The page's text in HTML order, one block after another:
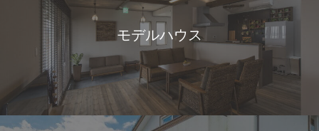
モデルハウス